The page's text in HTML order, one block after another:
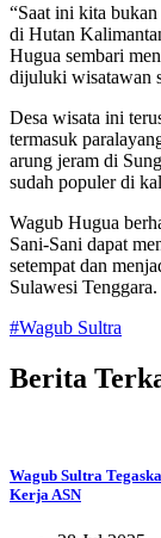
“Saat ini kita
di Hutan
Hugua sembari
dijuluki wisatawan
Desa wisata ini
termasuk
arung jeram di
sudah populer di
Wagub Hugua
Sani-Sani dapat
setempat dan
Sulawesi
#Wagub Sultra
Berita
Wagub Sultra
Kerja ASN